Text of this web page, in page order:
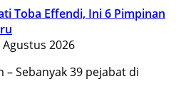
Toba Effendi, Ini 6 Pimpinan
Agustus 2026
– Sebanyak 39 pejabat di